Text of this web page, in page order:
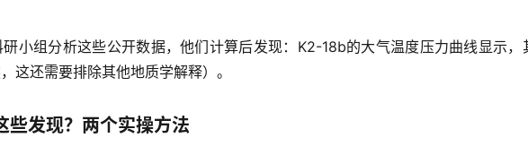
小组分析这些公开数据，他们计算后发现： K2-18b的大气温度压力曲线显示，
，这还需要排除其他地质学解释）。
些发现？两个实操方法